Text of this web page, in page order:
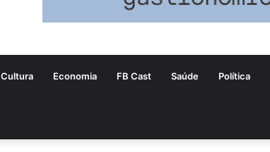
Cultura Economia FB Cast Saúde Política